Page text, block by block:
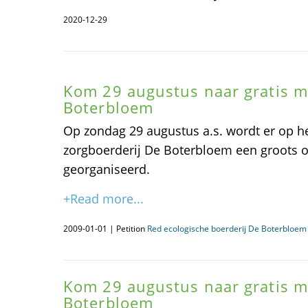
2020-12-29
Kom 29 augustus naar gratis
Boterbloem
Op zondag 29 augustus a.s. wordt er op
zorgboerderij De Boterbloem een groots
georganiseerd.
+Read more...
2009-01-01 | Petition Red ecologische boerderij De
Kom 29 augustus naar gratis
Boterbloem